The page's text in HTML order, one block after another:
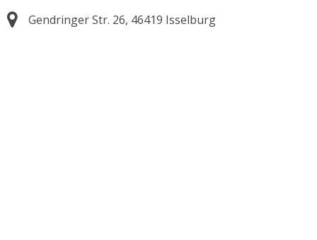
Gendringer Str. 26, 46419 Isselburg